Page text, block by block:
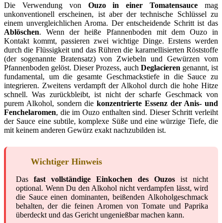
Die Verwendung von Ouzo in einer Tomatensauce mag
unkonventionell erscheinen, ist aber der technische Schlüssel zu
einem unvergleichlichen Aroma. Der entscheidende Schritt ist das
Ablöschen. Wenn der heiße Pfannenboden mit dem Ouzo in
Kontakt kommt, passieren zwei wichtige Dinge. Erstens werden
durch die Flüssigkeit und das Rühren die karamellisierten Röststoffe
(der sogenannte Bratensatz) von Zwiebeln und Gewürzen vom
Pfannenboden gelöst. Dieser Prozess, auch Deglacieren genannt, ist
fundamental, um die gesamte Geschmackstiefe in die Sauce zu
integrieren. Zweitens verdampft der Alkohol durch die hohe Hitze
schnell. Was zurückbleibt, ist nicht der scharfe Geschmack von
purem Alkohol, sondern die konzentrierte Essenz der Anis- und
Fenchelaromen, die im Ouzo enthalten sind. Dieser Schritt verleiht
der Sauce eine subtile, komplexe Süße und eine würzige Tiefe, die
mit keinem anderen Gewürz exakt nachzubilden ist.
Wichtiger Hinweis
Das fast vollständige Einkochen des Ouzos ist nicht
optional. Wenn Du den Alkohol nicht verdampfen lässt, wird
die Sauce einen dominanten, beißenden Alkoholgeschmack
behalten, der die feinen Aromen von Tomate und Paprika
überdeckt und das Gericht ungenießbar machen kann.